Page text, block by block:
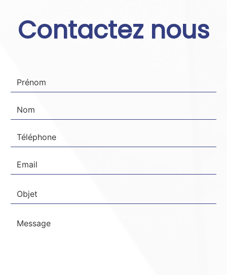
Contactez nous